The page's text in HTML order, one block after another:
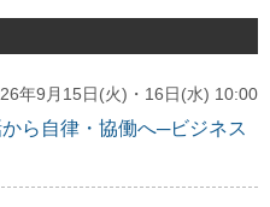
年9月15日(火)・16日(水) 10:00
ら自律・協働へ─ビジネス